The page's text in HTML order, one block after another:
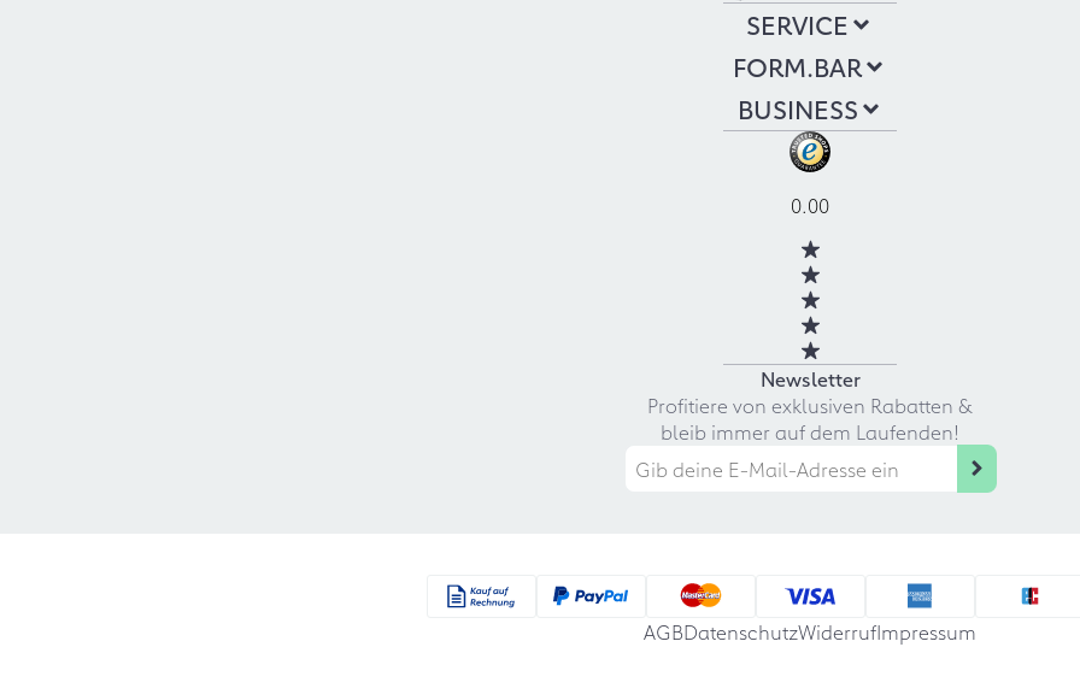
SERVICE
FORM.BAR
BUSINESS
0.00
Newsletter
Profitiere von exklusiven Rabatten &
bleib immer auf dem Laufenden!
AGBDatenschutzWiderrufImpressum